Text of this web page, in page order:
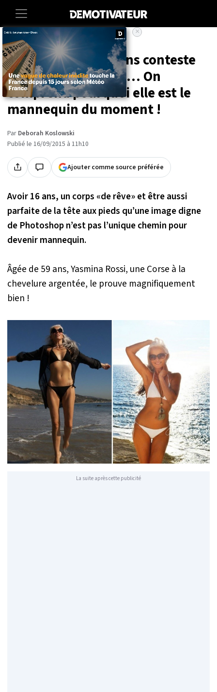
Accueil
À 59 ans, elle est sans conteste
l’élégance incarnée… On
comprend pourquoi elle est le
mannequin du moment !
Par Deborah Koslowski
Publié le 16/09/2015 à 11h10
Ajouter comme source préférée
Avoir 16 ans, un corps «de rêve» et être aussi
parfaite de la tête aux pieds qu’une image digne
de Photoshop n’est pas l’unique chemin pour
devenir mannequin.
Âgée de 59 ans, Yasmina Rossi, une Corse à la
chevelure argentée, le prouve magnifiquement
bien !
La suite après cette publicité
×